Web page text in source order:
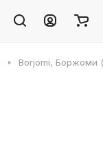
Borjomi, Боржоми